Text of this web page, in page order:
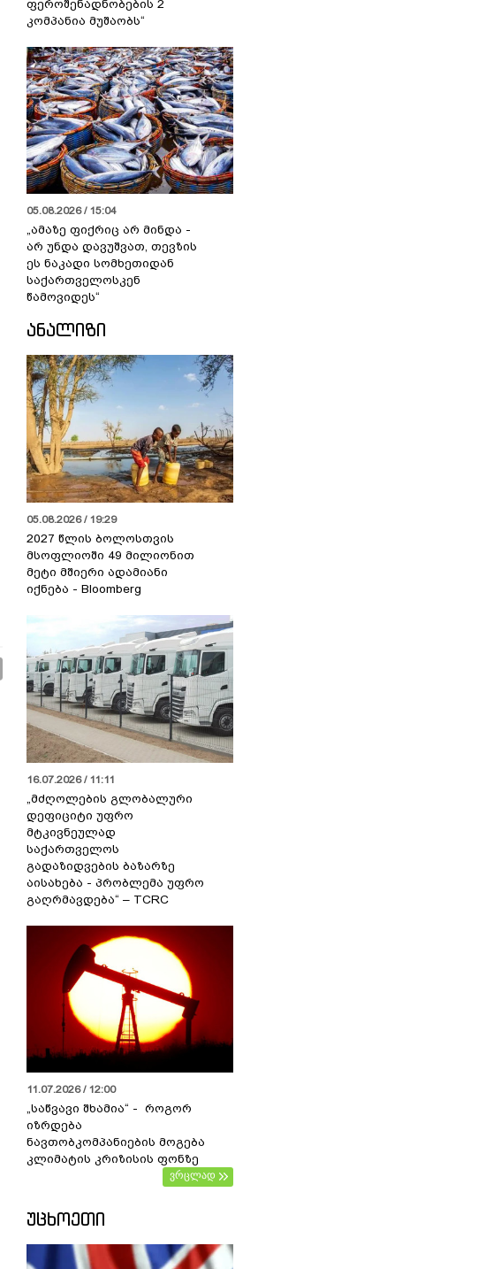
ფეროშენადნობების 2
კომპანია მუშაობს“
05.08.2026 / 15:04
„ამაზე ფიქრიც არ მინდა -
არ უნდა დავუშვათ, თევზის
ეს ნაკადი სომხეთიდან
საქართველოსკენ
წამოვიდეს“
ᲐᲜᲐᲚᲘᲖᲘ
05.08.2026 / 19:29
2027 წლის ბოლოსთვის
მსოფლიოში 49 მილიონით
მეტი მშიერი ადამიანი
იქნება - Bloomberg
16.07.2026 / 11:11
„მძღოლების გლობალური
დეფიციტი უფრო
მტკივნეულად
საქართველოს
გადაზიდვების ბაზარზე
აისახება - პრობლემა უფრო
გაღრმავდება“ – TCRC
11.07.2026 / 12:00
„საწვავი შხამია“ - როგორ
იზრდება
ნავთობკომპანიების მოგება
კლიმატის კრიზისის ფონზე
ვრცლად
ᲣᲪᲮᲝᲔᲗᲘ